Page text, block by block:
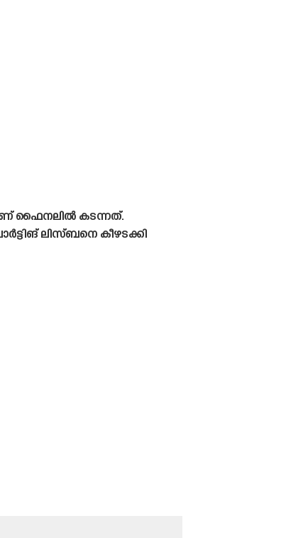
ഫൈനലിൽ കടന്നത്.
ലിസ്ബനെ കീഴടക്കി